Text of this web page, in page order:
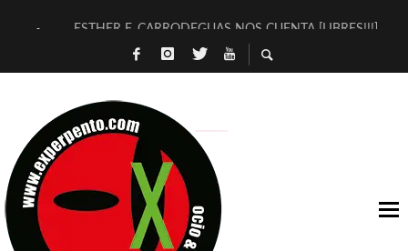
ESTHER F. CARRODEGUAS NOS CUENTA [LIBRES!!!]
[TERRA DE GUAPES] DE SANDRA MONFORT
TIMBRE 4, LA ESCUELA DEL DIRECTOR TEATRAL CLAUDIO
30 AÑOS (NO ES NADA) DE LA KATARSIS DEL TOMATAZO
MILITARES JUDÍAS EN #EXVITA
D’BALDOMEROS REINVENTAN [BITÁCORA 3.0] EN EXVITA